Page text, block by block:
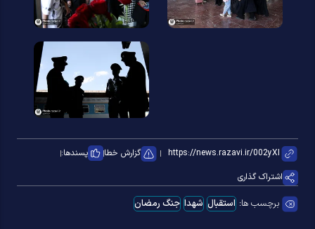
گزارش خطا
پسندها:
اشتراک گذاری
برچسب ها: استقبال شهدا جنگ رمضان